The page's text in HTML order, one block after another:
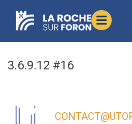
principal
3.6.9.12 #16